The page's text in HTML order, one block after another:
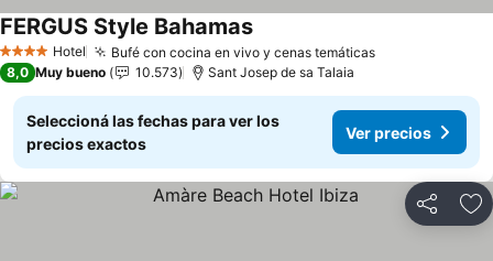
4 EstrellasHotel Bufé con cocina en vivo y cenas temáticasVer precios
FERGUS Style BahamasVer precios
8,0 Muy bueno 10.573 Sant Josep de sa Talaia
Seleccioná las fechas para ver los
precios exactos
Ver precios
Compartir